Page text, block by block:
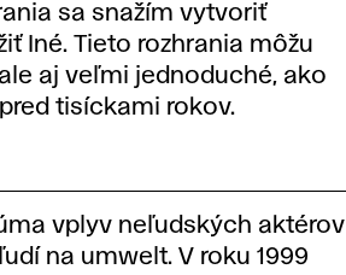
sa snažím vytvoriť
Iné. Tieto rozhrania môžu
aj veľmi jednoduché, ako
tisíckami rokov.
vplyv neľudských aktérov
na umwelt. V roku 1999